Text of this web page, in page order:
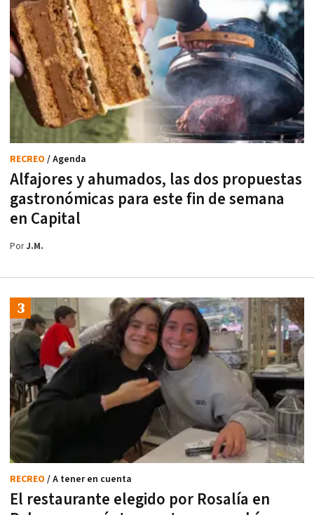
Alfajores y ahumados, las dos propuestas
gastronómicas para este fin de semana
en Capital
RECREO / Agenda
PorJ.M.
El restaurante elegido por Rosalía en
RECREO / A tener en cuenta